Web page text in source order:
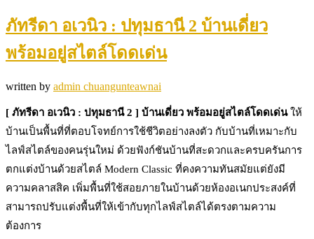
ภัทรีดา อเวนิว : ปทุมธานี 2 บ้านเดี่ยว
พร้อมอยู่สไตล์โดดเด่น
written by admin chuangunteawnai
[ ภัทรีดา อเวนิว : ปทุมธานี 2 ] บ้านเดี่ยว พร้อมอยู่สไตล์โดดเด่นให้
บ้านเป็นพื้นที่ที่ตอบโจทย์การใช้ชีวิตอย่างลงตัว กับบ้านที่เหมาะกับ
ไลฟ์สไตล์ของคนรุ่นใหม่ ด้วยฟังก์ชันบ้านที่สะดวกและครบครันการ
ตกแต่งบ้านด้วยสไตล์ Modern Classic ที่คงความทันสมัยแต่ยังมี
ความคลาสสิค เพิ่มพื้นที่ใช้สอยภายในบ้านด้วยห้องอเนกประสงค์ที่
สามารถปรับแต่งพื้นที่ให้เข้ากับทุกไลฟ์สไตล์ได้ตรงตามความ
ต้องการ